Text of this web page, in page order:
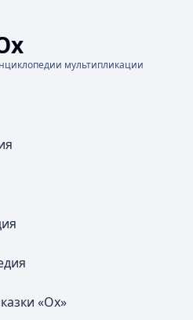
мультипликации
«Ох»